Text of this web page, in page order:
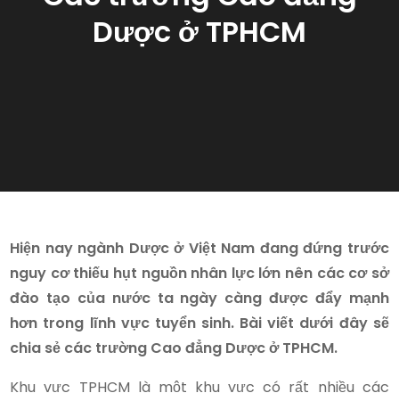
Dược ở TPHCM
Hiện nay ngành Dược ở Việt Nam đang đứng trước
nguy cơ thiếu hụt nguồn nhân lực lớn nên các cơ sở
đào tạo của nước ta ngày càng được đẩy mạnh
hơn trong lĩnh vực tuyển sinh. Bài viết dưới đây sẽ
chia sẻ các trường Cao đẳng Dược ở TPHCM.
Khu vực TPHCM là một khu vực có rất nhiều các